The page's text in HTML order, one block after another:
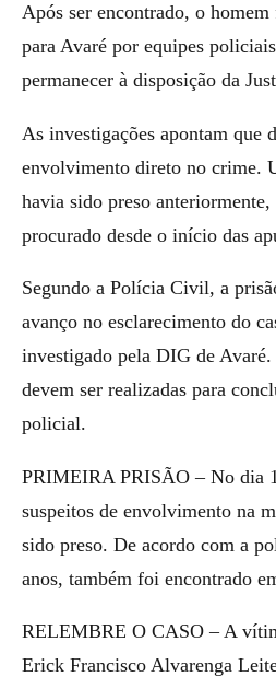
Após ser encontrado, o
para Avaré por equipes
permanecer à disposição da
As investigações apontam que
envolvimento direto no crime.
havia sido preso anteriormente,
procurado desde o início das
Segundo a Polícia Civil, a
avanço no esclarecimento do
investigado pela DIG de
devem ser realizadas para
policial.
PRIMEIRA PRISÃO – No dia
suspeitos de envolvimento na
sido preso. De acordo com a
anos, também foi encontrado
RELEMBRE O CASO – A
Erick Francisco Alvarenga